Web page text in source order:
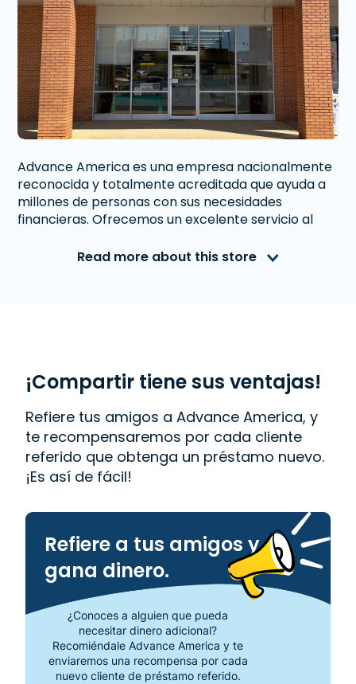
Advance America es una empresa nacionalmente
reconocida y totalmente acreditada que ayuda a
millones de personas con sus necesidades
financieras. Ofrecemos un excelente servicio al
dinero inmediato. Con nosotros obtener un
Circle, Enterprise, AL 36330.
Read more about this store
¡Compartir tiene sus ventajas!
Refiere tus amigos a Advance America, y
te recompensaremos por cada cliente
referido que obtenga un préstamo nuevo.
¡Es así de fácil!
Refiere a tus amigos y
gana dinero.
¿Conoces a alguien que pueda
necesitar dinero adicional?
Recomiéndale Advance America y te
enviaremos una recompensa por cada
nuevo cliente de préstamo referido.